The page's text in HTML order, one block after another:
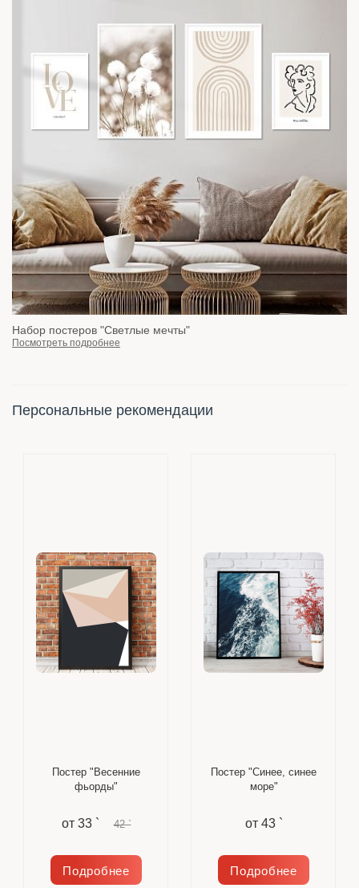
Набор постеров "Светлые мечты"
Посмотреть подробнее
Персональные рекомендации
Постер "Весенние
фьорды"
от 33 ` 42 `
Подробнее
Постер "Синее, синее
море"
от 43 `
Подробнее